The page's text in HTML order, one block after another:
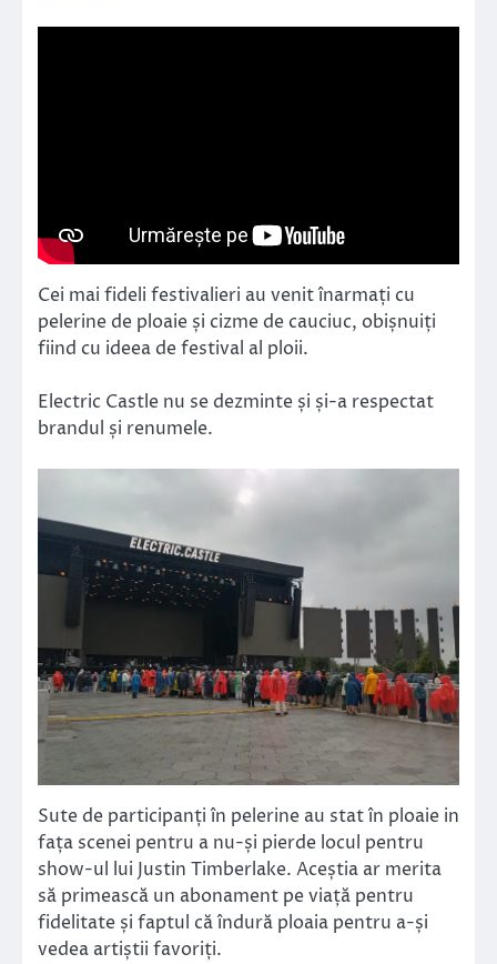
Cei mai fideli festivalieri au venit înarmați cu
pelerine de ploaie și cizme de cauciuc, obișnuiți
fiind cu ideea de festival al ploii.
Electric Castle nu se dezminte și și-a respectat
brandul și renumele.
Sute de participanți în pelerine au stat în ploaie in
fața scenei pentru a nu-și pierde locul pentru
show-ul lui Justin Timberlake. Aceștia ar merita
să primească un abonament pe viață pentru
fidelitate și faptul că îndură ploaia pentru a-și
vedea artiștii favoriți.